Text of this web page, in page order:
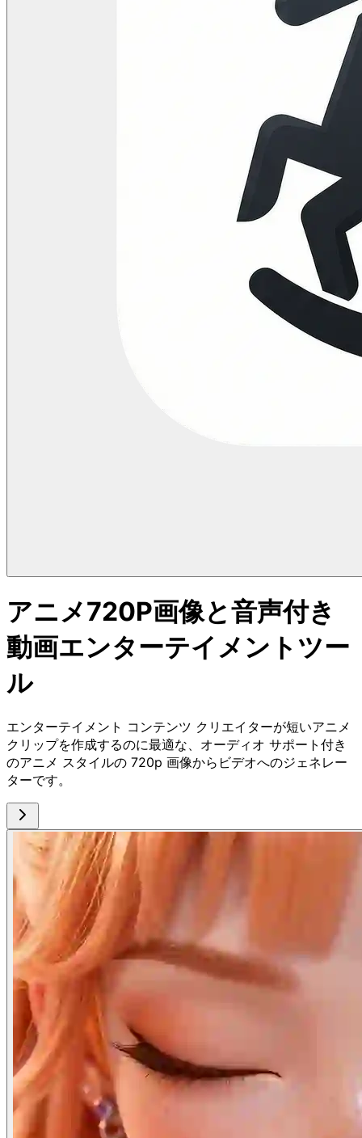
アニメ720P画像と音声付き
動画エンターテイメントツー
ル
エンターテイメント コンテンツ クリエイターが短いアニメ
クリップを作成するのに最適な、オーディオ サポート付き
のアニメ スタイルの 720p 画像からビデオへのジェネレー
ターです。